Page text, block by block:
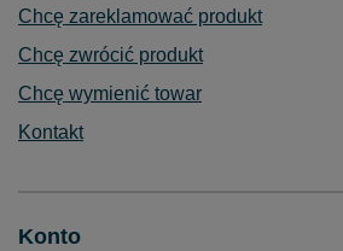
Chcę zareklamować produkt
Chcę zwrócić produkt
Chcę wymienić towar
Kontakt
Konto